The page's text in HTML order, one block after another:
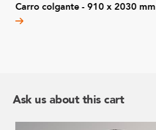
Carro colgante - 910 x 2030 mm
Ask us about this cart